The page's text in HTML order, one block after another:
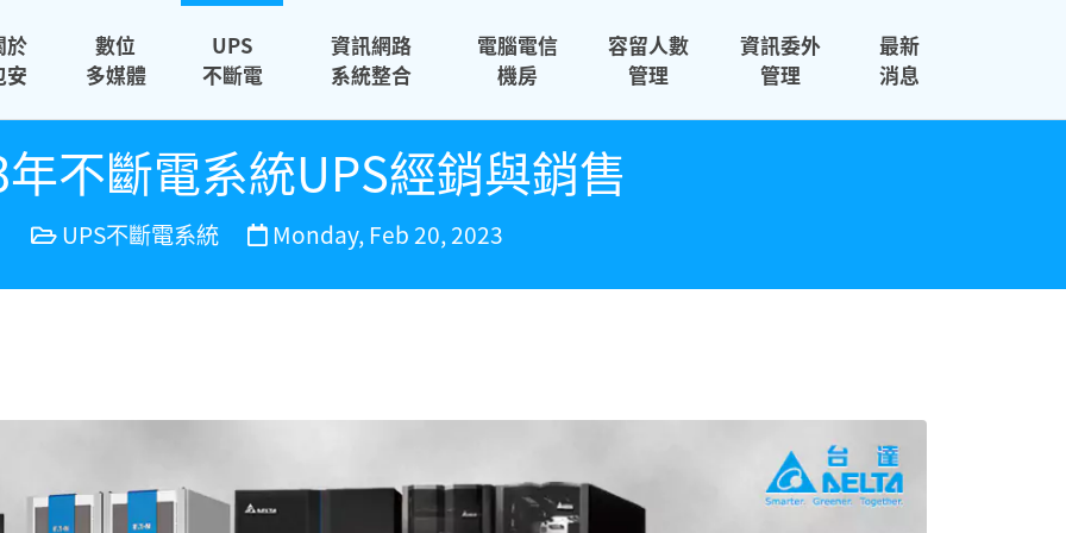
於
安
數位
多媒體
UPS
不斷電
資訊網路
系統整合
電腦電信
機房
容留人數
管理
資訊委外
管理
最新
消息
不斷電系統UPS經銷與銷售
UPS不斷電系統 Monday, Feb 20, 2023